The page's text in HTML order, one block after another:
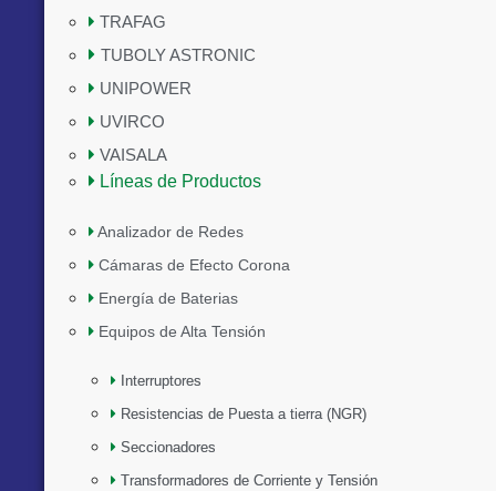
TRAFAG
TUBOLY ASTRONIC
UNIPOWER
UVIRCO
VAISALA
Líneas de Productos
Analizador de Redes
Cámaras de Efecto Corona
Energía de Baterias
Equipos de Alta Tensión
Interruptores
Resistencias de Puesta a tierra (NGR)
Seccionadores
Transformadores de Corriente y Tensión